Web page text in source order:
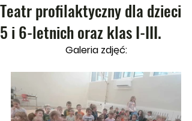
Teatr profilaktyczny dla dzieci
5 i 6-letnich oraz klas I-III.
Galeria zdjęć: